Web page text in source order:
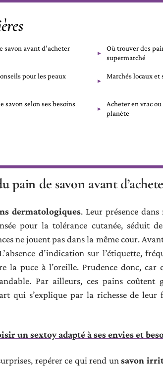
savon avant d’acheter
Où trouver des
supermarché
pour les peaux
Marchés locaux et
savon selon ses besoins
Acheter en vrac
planète
pain de savon avant
dermatologiques. Leur présence
pour la tolérance cutanée, séduit
ne jouent pas dans la même cour.
d’indication sur l’étiquette,
la puce à l’oreille. Prudence donc, car
Par ailleurs, ces pains coûtent
qui s’explique par la richesse de leur
un sextoy adapté à ses envies et
repérer ce qui rend unsavon